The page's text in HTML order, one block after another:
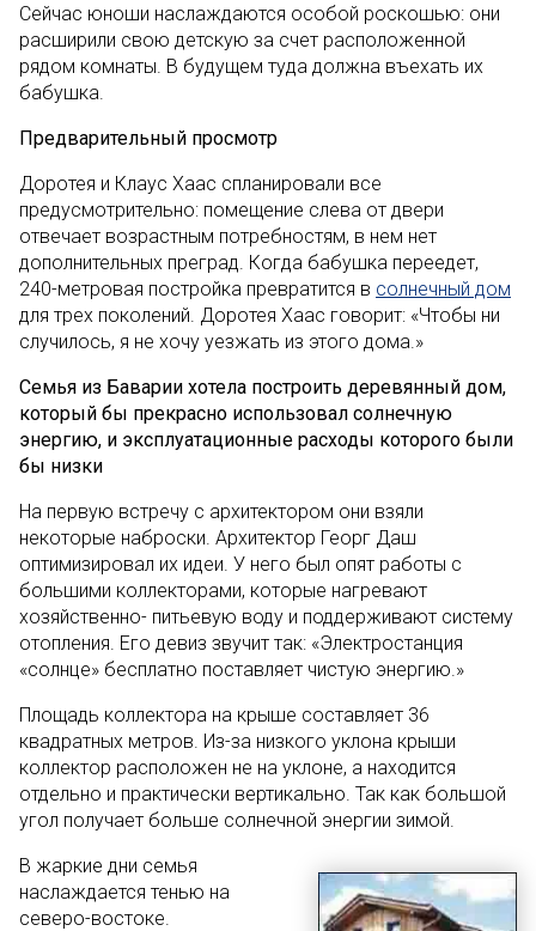
Сейчас юноши наслаждаются особой роскошью: они
расширили свою детскую за счет расположенной
рядом комнаты. В будущем туда должна въехать их
бабушка.
Предварительный просмотр
Доротея и Клаус Хаас спланировали все
предусмотрительно: помещение слева от двери
отвечает возрастным потребностям, в нем нет
дополнительных преград. Когда бабушка переедет,
240-метровая постройка превратится в солнечный дом
для трех поколений. Доротея Хаас говорит: «Чтобы ни
случилось, я не хочу уезжать из этого дома.»
Семья из Баварии хотела построить деревянный дом,
который бы прекрасно использовал солнечную
энергию, и эксплуатационные расходы которого были
бы низки
На первую встречу с архитектором они взяли
некоторые наброски. Архитектор Георг Даш
оптимизировал их идеи. У него был опят работы с
большими коллекторами, которые нагревают
хозяйственно- питьевую воду и поддерживают систему
отопления. Его девиз звучит так: «Электростанция
«солнце» бесплатно поставляет чистую энергию.»
Площадь коллектора на крыше составляет 36
квадратных метров. Из-за низкого уклона крыши
коллектор расположен не на уклоне, а находится
отдельно и практически вертикально. Так как большой
угол получает больше солнечной энергии зимой.
В жаркие дни семья
наслаждается тенью на
северо-востоке.